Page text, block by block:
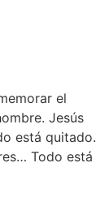
el
Jesús
está quitado.
Todo está